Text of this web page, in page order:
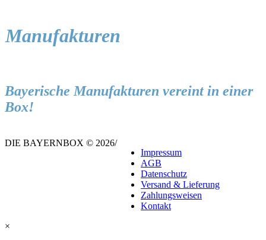
Manufakturen
Bayerische Manufakturen vereint in einer
Box!
DIE BAYERNBOX © 2026/
Impressum
AGB
Datenschutz
Versand & Lieferung
Zahlungsweisen
Kontakt
×